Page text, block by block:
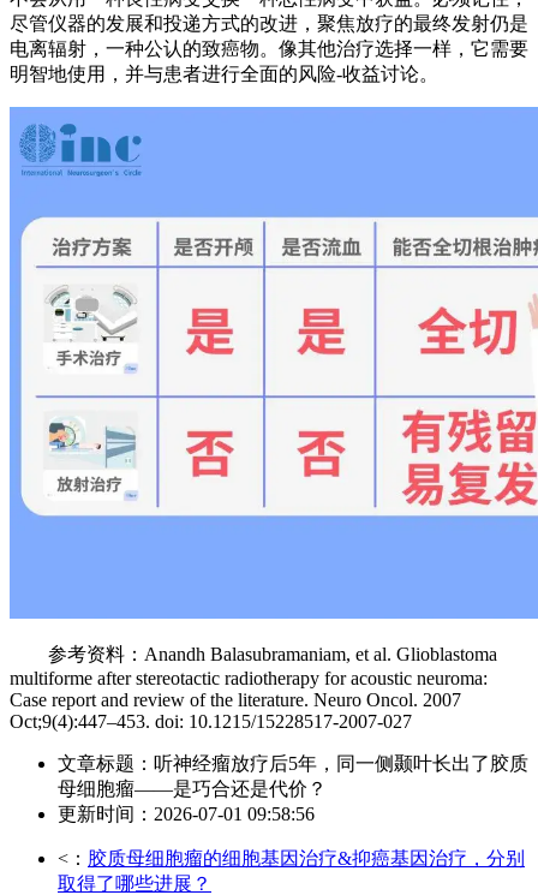
尽管仪器的发展和投递方式的改进，聚焦放疗的最终发射仍是
电离辐射，一种公认的致癌物。像其他治疗选择一样，它需要
明智地使用，并与患者进行全面的风险-收益讨论。
参考资料：Anandh Balasubramaniam, et al. Glioblastoma
multiforme after stereotactic radiotherapy for acoustic neuroma:
Case report and review of the literature. Neuro Oncol. 2007
Oct;9(4):447–453. doi: 10.1215/15228517-2007-027
文章标题：听神经瘤放疗后5年，同一侧颞叶长出了胶质
母细胞瘤——是巧合还是代价？
更新时间：2026-07-01 09:58:56
<： 胶质母细胞瘤的细胞基因治疗&抑癌基因治疗，分别
取得了哪些进展？